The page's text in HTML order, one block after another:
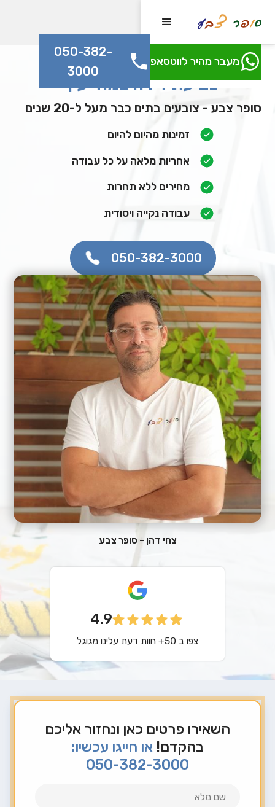
מעבר מהיר לווטסאפ
050-382-
3000
צביעת דירה במודיעין
סופר צבע - צובעים בתים כבר מעל ל-20 שנים
זמינות מהיום להיום
אחריות מלאה על כל עבודה
מחירים ללא תחרות
עבודה נקייה ויסודית
050-382-3000
צחי דהן - סופר צבע
4.9
צפו ב 50+ חוות דעת עלינו מגוגל
השאירו פרטים כאן ונחזור אליכם
בהקדם! או חייגו עכשיו:
050-382-3000